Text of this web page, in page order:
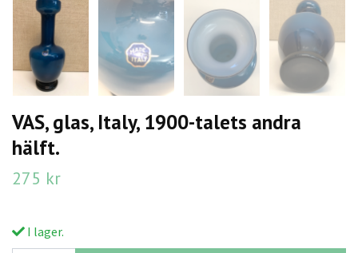
VAS, glas, Italy, 1900-talets andra
hälft.
275 kr
I lager.